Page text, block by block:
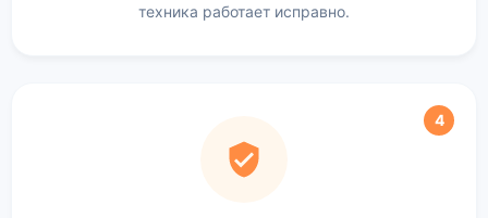
техника работает исправно.
4